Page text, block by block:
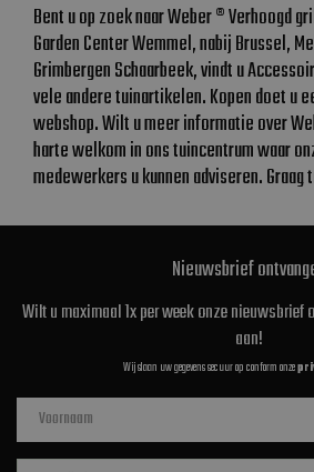
Bent u op zoek naar Weber ® Verhoogd
Garden Center Wemmel, nabij Brussel,
Grimbergen Schaarbeek, vindt u
vele andere tuinartikelen. Kopen doet u
webshop. Wilt u meer informatie over
harte welkom in ons tuincentrum waar
medewerkers u kunnen adviseren. Graag
Nieuwsbrief
Wilt u maximaal 1x per week onze nieuwsbrief
aan!
Wij slaan uw gegevens secuur op conform onze